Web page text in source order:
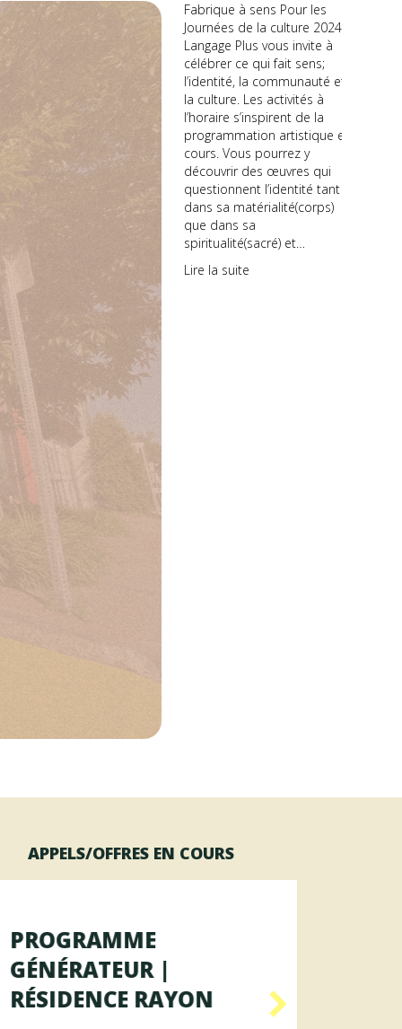
Fabrique à sens Pour les
Journées de la culture 2024,
Langage Plus vous invite à
célébrer ce qui fait sens;
l’identité, la communauté et
la culture. Les activités à
l’horaire s’inspirent de la
programmation artistique en
cours. Vous pourrez y
découvrir des œuvres qui
questionnent l’identité tant
dans sa matérialité(corps)
que dans sa
spiritualité(sacré) et…
Lire la suite
APPELS/OFFRES EN COURS
PROGRAMME
GÉNÉRATEUR |
RÉSIDENCE RAYON